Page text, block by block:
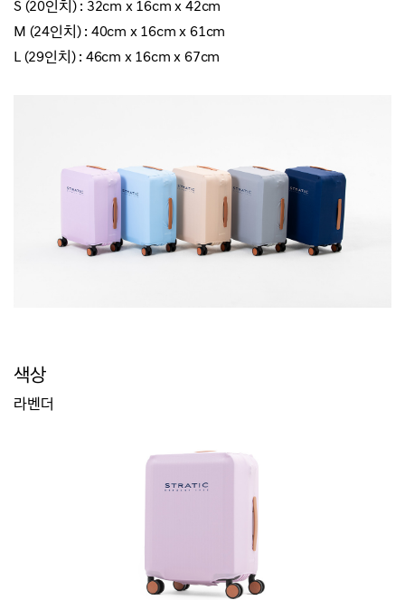
S (20인치) : 32cm x 16cm x 42cm
M (24인치) : 40cm x 16cm x 61cm
L (29인치) : 46cm x 16cm x 67cm
색상
라벤더